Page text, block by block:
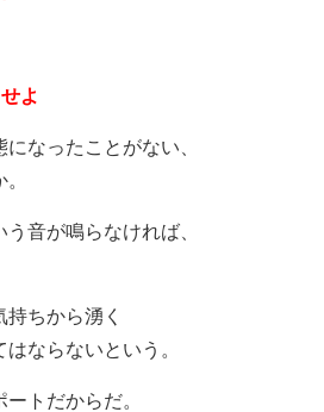
よ
なったことがない、
音が鳴らなければ、
ちから湧く
ならないという。
トだからだ。